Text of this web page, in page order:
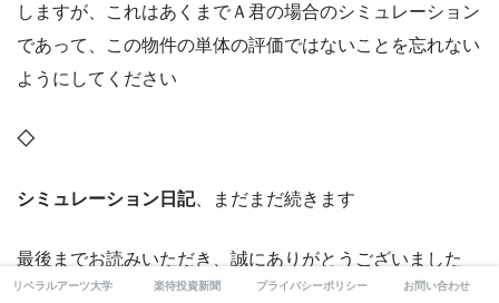
しますが、これはあくまでＡ君の場合のシミュレーション
であって、この物件の単体の評価ではないことを忘れない
ようにしてください
◇
シミュレーション日記、まだまだ続きます
最後までお読みいただき、誠にありがとうございました
リベラルアーツ大学 楽待投資新聞 プライバシーポリシー お問い合わせ